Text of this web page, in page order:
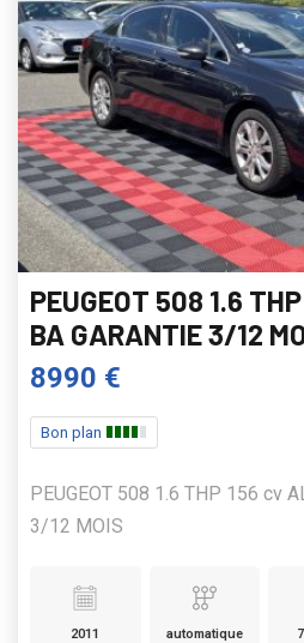
PEUGEOT 508 1.6
BA GARANTIE 3/12
8990 €
Bon plan
PEUGEOT 508 1.6 THP 156 cv
3/12 MOIS
2011 automatique